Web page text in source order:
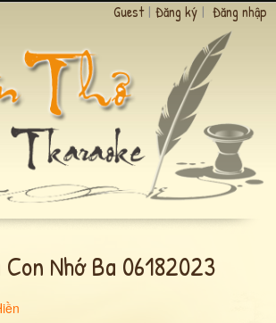
Guest | Đăng ký | Đăng nhập
Con Nhớ Ba 06182023